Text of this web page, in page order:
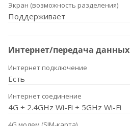
Экран (возможность разделения)
Поддерживает
Интернет/передача данных
Интернет подключение
Есть
Интернет соединение
4G + 2.4GHz Wi-Fi + 5GHz Wi-Fi